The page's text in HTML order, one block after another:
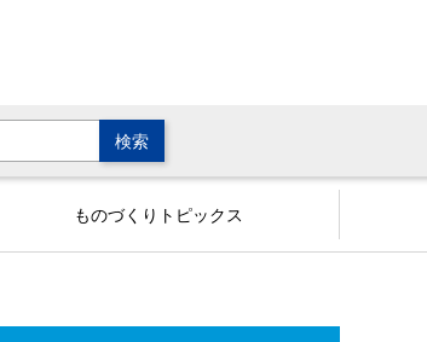
ものづくりトピックス